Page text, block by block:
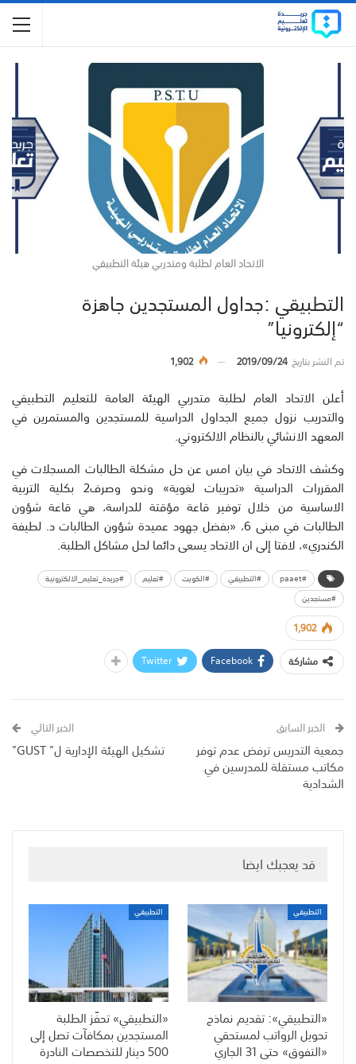
الاتحاد العام لطلبة ومتدربي هيئة التطبيقي
التطبيقي :جداول المستجدين جاهزة
“إلكترونيا”
تم النشر بتاريخ2019/09/24
1,902
أعلن الاتحاد العام لطلبة متدربي الهيئة العامة للتعليم التطبيقي
والتدريب نزول جميع الجداول الدراسية للمستجدين والمستمرين في
المعهد الانشائي بالنظام الالكتروني.
وكشف الاتحاد في بيان امس عن حل مشكلة الطالبات المسجلات في
المقررات الدراسية «تدريبات لغوية» ونحو وصرف2 بكلية التربية
الاساسية من خلال توفير قاعة مؤقتة للدراسة، هي قاعة شؤون
الطالبات في مبنى 6، «بفضل جهود عميدة شؤون الطالبات د. لطيفة
الكندري»، لافتا إلى ان الاتحاد يسعى دائما لحل مشاكل الطلبة.
#paaet #التطبيقي #الكويت #تعليم
#جريدة_تعليم_الالكترونية
#مستجدين
1,902
مشاركة
Facebook
Twitter
الخبر السابق
جمعية التدريس ترفض عدم توفر
مكاتب مستقلة للمدرسين في
الشدادية
الخبر التالي
تشكيل الهيئة الإدارية ل” GUST”
قد يعجبك ايضا
التطبيقي
«التطبيقي»: تقديم نماذج
تحويل الرواتب لمستحقي
«التفوق» حتى 31 الجاري
التطبيقي
«التطبيقي» تحفّز الطلبة
المستجدين بمكافآت تصل إلى
500 دينار للتخصصات النادرة